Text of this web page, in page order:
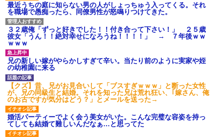
私は家が貧しくて、手に職をつけようと看護師になった。だけど
卒業を控えた年の1月末、車にひかれて看護師になれなくなった。
200万を貸したコウトから、追加で400万の申し込み、私「無理。
義弟より娘たちが大事」旦那「娘たちが成人したら別れよう」私
（は？）
13歳娘が元嫁のところから逃げてきた。どう扱ったらいいのかわ
からない
小学生の息子が急に様子がおかしくなった。私「理由を聞いても
『わかんない！』って怒鳴り付けてくるし、困っってる」旦那
「話してみるよ」→ 後日・・・
最近うちの庭に知らない男の人がしょっちゅう入ってくる。それ
を職場で愚痴ったら、同僚男性が怒鳴りつけてきた。
３２歳俺「ずっと好きでした！！付き合って下さい！」 ２５歳
彼女「うん！！絶対幸せになろうね！！！！」 → ７年後ｗｗ
ｗｗｗ
兄の新しい嫁がやらかしすぎて辛い。当たり前のように実家や姪
の幼稚園に来る
【クズ】昔、兄がお見合いして「ブスすぎｗｗｗ」と断った女性
が、兄の同級生と結婚。それを知った兄は荒れ狂い、｢嫁さん、俺
のお古ですが気分はどう？」とメールを送った→
婚活パーティーでよく会う美女がいた。こんな完璧な容姿を持っ
てしても結婚て難しいんだなぁ…と思ってた